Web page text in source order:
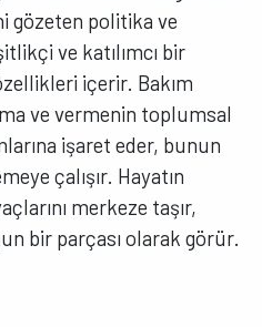
gözeten politika ve
ve katılımcı bir
içerir. Bakım
ve vermenin toplumsal
işaret eder, bunun
çalışır. Hayatın
merkeze taşır,
bir parçası olarak görür.